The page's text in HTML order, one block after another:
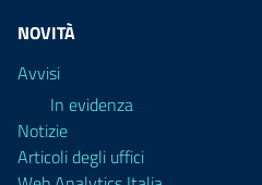
NOVITÀ
Avvisi
In evidenza
Notizie
Articoli degli uffici